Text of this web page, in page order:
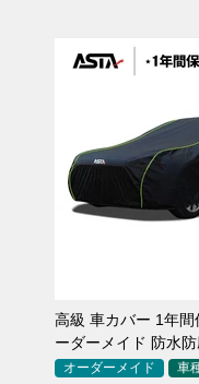
高級 車カバー 1年
ーダーメイド 防水
用オーダーメイド 車